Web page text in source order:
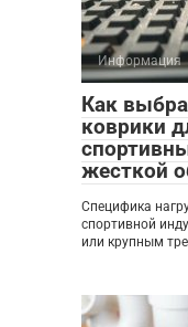
Информация
Как
коврики
жесткой
Специфика
спортивной
или крупным